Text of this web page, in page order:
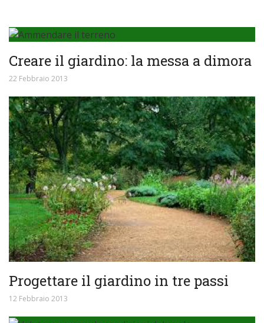
Creare il giardino: la messa a dimora
22 Febbraio 2013
Progettare il giardino in tre passi
12 Febbraio 2013